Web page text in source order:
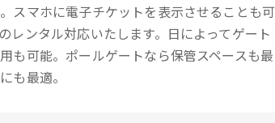
スマホに電子チケットを表示させることも可
レンタル対応いたします。日によってゲート
も可能。ポールゲートなら保管スペースも最
も最適。